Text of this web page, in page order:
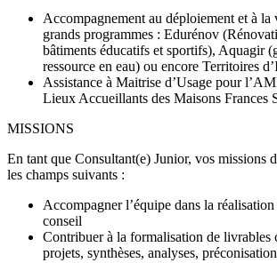
Accompagnement au déploiement et à la
grands programmes : Edurénov
bâtiments éducatifs et sportifs), Aquagir
ressource en eau) ou encore Territoires
Assistance à Maitrise d’Usage pour
Lieux Accueillants des Maisons Frances
MISSIONS
En tant que Consultant(e) Junior, vos missions
les champs suivants :
Accompagner l’équipe dans la
conseil
Contribuer à la formalisation de livrables
projets, synthèses, analyses,